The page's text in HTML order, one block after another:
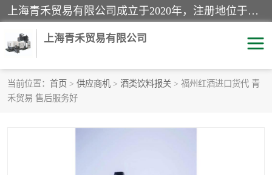
上海青禾贸易有限公司成立于2020年，注册地位于上海市宝山区。经营范围包括：机械设备、五金制品、劳防用品、电子产品、塑胶制品、家具、模具、纺织品、仪器仪表、建筑材料、装饰材料、化工产品、金属制品、机车配件等货物进出口报关、清关服务。
上海青禾贸易有限公司
当前位置： 首页 > 供应商机 > 酒类饮料报关 > 福州红酒进口货代 青
禾贸易 售后服务好
酒类饮料报关